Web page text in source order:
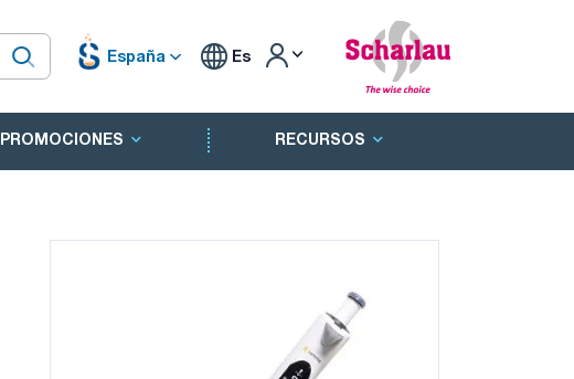
España Es
PROMOCIONES RECURSOS